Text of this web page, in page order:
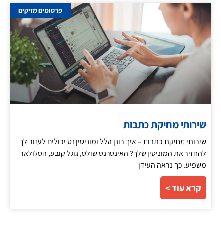
פרסומים מזיקים
שירותי מחיקת כתבות
שירותי מחיקת כתבות – איך רונן הלל ומוניטין נט יכולים לעזור לך
להחזיר את המוניטין שלך? האינטרנט שולט, גוגל קובע, הסלולאר
משפיע. כך נראה העידן
קרא עוד >